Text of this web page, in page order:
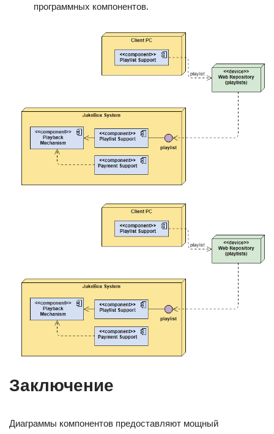
программных компонентов.
Заключение
Диаграммы компонентов предоставляют мощный